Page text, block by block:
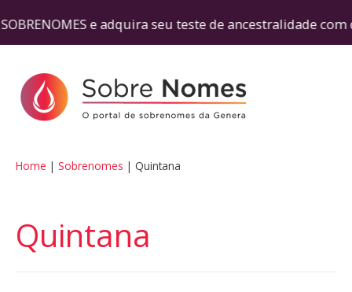
e adquira seu teste de ancestralidade
Home Sobrenomes Quintana
Quintana